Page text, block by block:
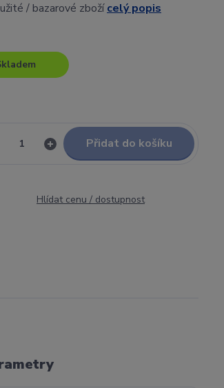
/ bazarové zbožícelý popis
Přidat do košíku
Hlídat cenu / dostupnost